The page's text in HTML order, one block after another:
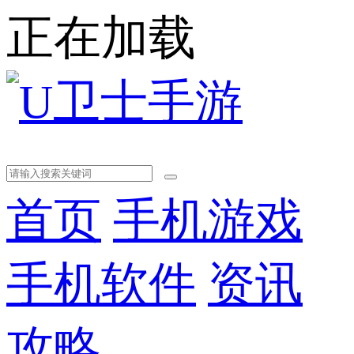
正在加载
首页 手机游戏
手机软件 资讯